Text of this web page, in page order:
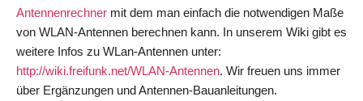
Antennenrechner mit dem man einfach die notwendigen Maße
von WLAN-Antennen berechnen kann. In unserem Wiki gibt es
weitere Infos zu WLan-Antennen unter:
http://wiki.freifunk.net/WLAN-Antennen. Wir freuen uns immer
über Ergänzungen und Antennen-Bauanleitungen.